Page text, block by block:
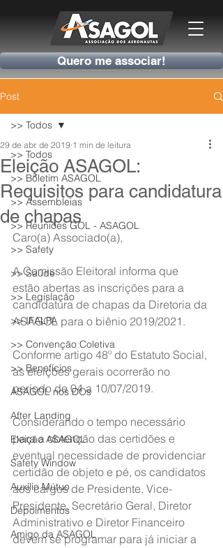
Quero me associar!
Post
>> Todos
>> Boletim ASAGOL
>> Assembleias
>> Reuniões GOL - ASAGOL
>> Safety
>> Saúde
>> Legislação
>> IFALPA
>> Convenção Coletiva
>> Benefícios
ASAGOL nos DOs
After Landing
Eleição ASAGOL
Safety Window
Auxílio Mútuo
Depoimentos
Amigo da ASAGOL
>> Todos
Eleição ASAGOL:
Requisitos para candidatura
de chapas
29 de abr. de 2019 1 min de leitura
Caro(a) Associado(a),
A Comissão Eleitoral informa que
estão abertas as inscrições para a
candidatura de chapas da Diretoria da
ASAGOL para o biênio 2019/2021.
Conforme artigo 48º do Estatuto Social,
as eleições gerais ocorrerão no
período de 04 a 10/07/2019.
Considerando o tempo necessário
para a obtenção das certidões e
eventual necessidade de providenciar
certidão de objeto e pé, os candidatos
aos cargos de Presidente, Vice-
Presidente, Secretário Geral, Diretor
Administrativo e Diretor Financeiro
devem se programar para já iniciar a